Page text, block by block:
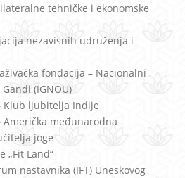
tehničke i ekonomske
nezavisnih udruženja i
fondacija – Nacionalni
(IGNOU)
Klub ljubitelja Indije
međunarodna
joge
Land“
nastavnika (IFT) Uneskovog